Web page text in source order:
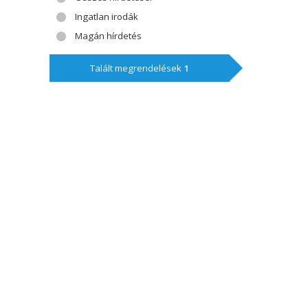
Ingatlan irodák
Magán hírdetés
Talált megrendelések 1